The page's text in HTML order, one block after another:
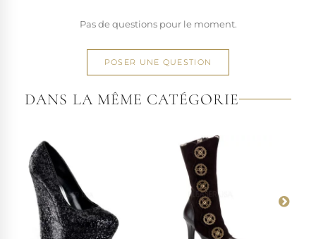
Pas de questions pour le moment.
POSER UNE QUESTION
DANS LA MÊME CATÉGORIE